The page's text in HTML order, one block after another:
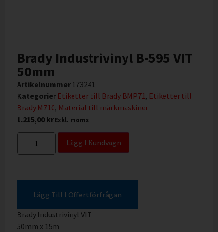
Brady Industrivinyl B-595 VIT
50mm
Artikelnummer 173241
Kategorier Etiketter till Brady BMP71, Etiketter till
Brady M710, Material till märkmaskiner
1.215,00 kr Exkl. moms
Lägg I Kundvagn
Lägg Till I Offertförfrågan
Brady Industrivinyl VIT
50mm x 15m